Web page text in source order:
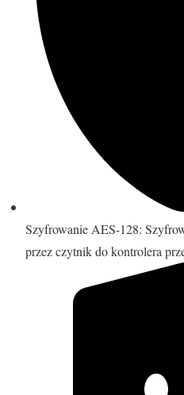
Szyfrowanie AES-128:
przez czytnik do kontrolera